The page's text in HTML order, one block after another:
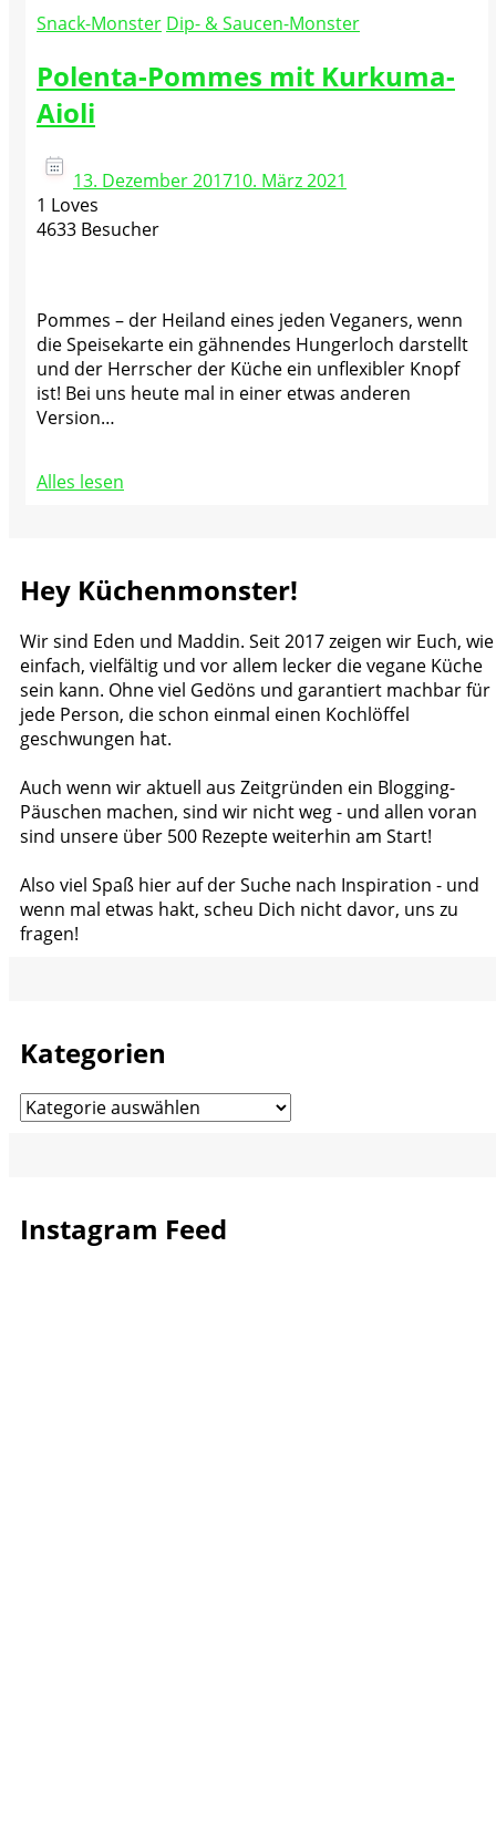
Snack-Monster Dip- & Saucen-Monster
Polenta-Pommes mit Kurkuma-
Aioli
13. Dezember 201710. März 2021
1 Loves
4633 Besucher
Pommes – der Heiland eines jeden Veganers, wenn
die Speisekarte ein gähnendes Hungerloch darstellt
und der Herrscher der Küche ein unflexibler Knopf
ist! Bei uns heute mal in einer etwas anderen
Version…
Alles lesen
Hey Küchenmonster!
Wir sind Eden und Maddin. Seit 2017 zeigen wir Euch, wie
einfach, vielfältig und vor allem lecker die vegane Küche
sein kann. Ohne viel Gedöns und garantiert machbar für
jede Person, die schon einmal einen Kochlöffel
geschwungen hat.
Auch wenn wir aktuell aus Zeitgründen ein Blogging-
Päuschen machen, sind wir nicht weg - und allen voran
sind unsere über 500 Rezepte weiterhin am Start!
Also viel Spaß hier auf der Suche nach Inspiration - und
wenn mal etwas hakt, scheu Dich nicht davor, uns zu
fragen!
Kategorien
Kategorien
Instagram Feed